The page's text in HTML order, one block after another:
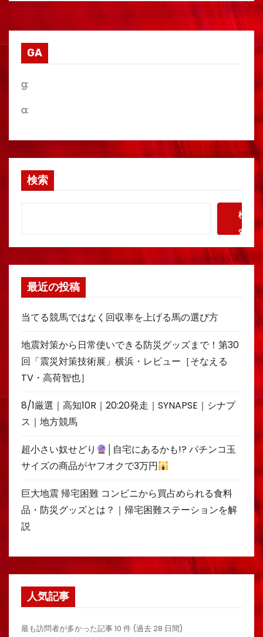
GA
g:
a:
検索
検
索
最近の投稿
当てる競馬ではなく回収率を上げる馬の選び方
地震対策から日常使いできる防災グッズまで！第30
回「震災対策技術展」横浜・レビュー［そなえる
TV・高荷智也］
8/1厳選｜高知10R｜20:20発走｜SYNAPSE｜シナプ
ス｜地方競馬
超小さい奴せどり
│自宅にあるかも!? パチンコ玉
サイズの商品がヤフオクで3万円
巨大地震 帰宅困難 コンビニから買占められる食料
品・防災グッズとは？｜帰宅困難ステーションを解
説
人気記事
最も訪問者が多かった記事 10 件 (過去 28 日間)